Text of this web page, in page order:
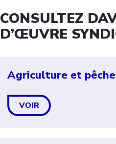
CONSULTEZ
D’ŒUVRE
Agriculture et pêche
VOIR